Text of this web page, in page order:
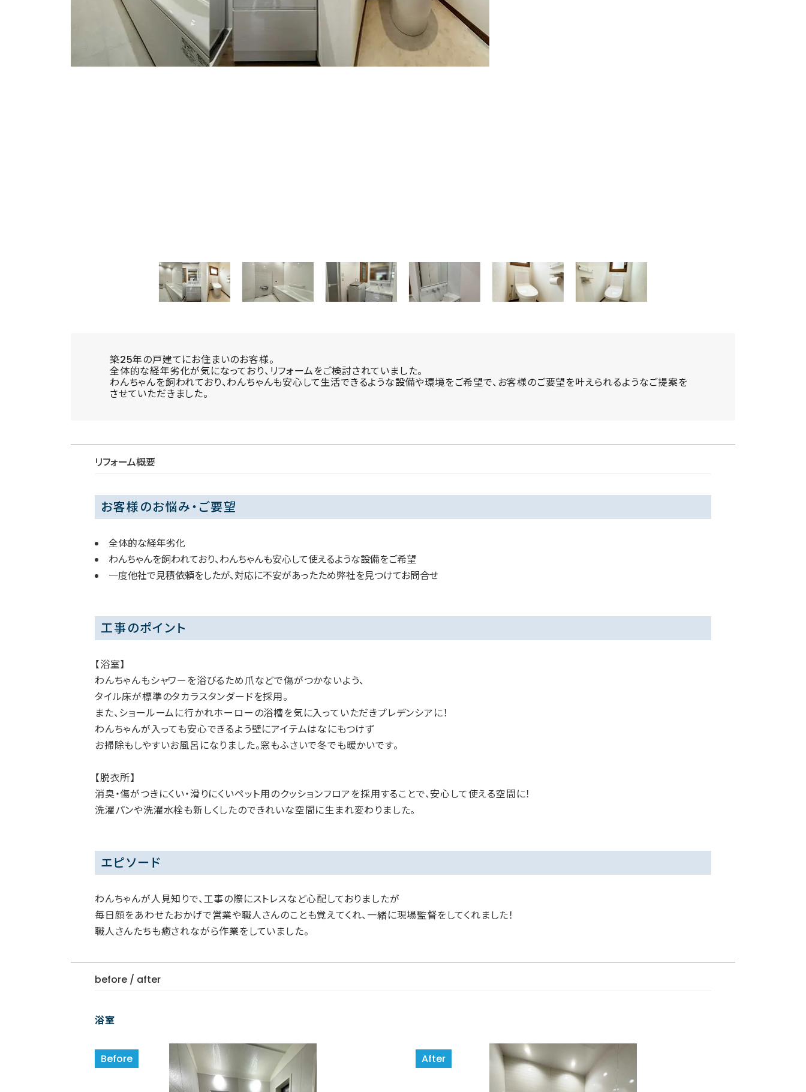
築25年の戸建てにお住まいのお客様。
全体的な経年劣化が気になっており、リフォームをご検討されていました。
わんちゃんを飼われており、わんちゃんも安心して生活できるような設備や環境をご希望で、お客様のご要望を叶えられるようなご提案を
させていただきました。
リフォーム概要
お客様のお悩み・ご要望
全体的な経年劣化
わんちゃんを飼われており、わんちゃんも安心して使えるような設備をご希望
一度他社で見積依頼をしたが、対応に不安があったため弊社を見つけてお問合せ
工事のポイント
【浴室】
わんちゃんもシャワーを浴びるため爪などで傷がつかないよう、
タイル床が標準のタカラスタンダードを採用。
また、ショールームに行かれホーローの浴槽を気に入っていただきプレデンシアに！
わんちゃんが入っても安心できるよう壁にアイテムはなにもつけず
お掃除もしやすいお風呂になりました。窓もふさいで冬でも暖かいです。
【脱衣所】
消臭・傷がつきにくい・滑りにくいペット用のクッションフロアを採用することで、安心して使える空間に！
洗濯パンや洗濯水栓も新しくしたのできれいな空間に生まれ変わりました。
エピソード
わんちゃんが人見知りで、工事の際にストレスなど心配しておりましたが
毎日顔をあわせたおかげで営業や職人さんのことも覚えてくれ、一緒に現場監督をしてくれました！
職人さんたちも癒されながら作業をしていました。
before / after
浴室